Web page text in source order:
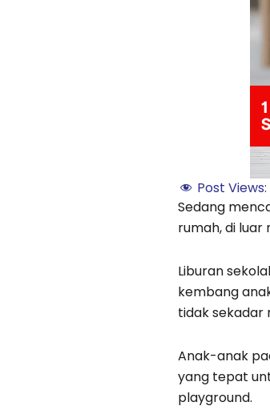
Post Views:
Sedang
rumah, di luar
Liburan
kembang
tidak sekadar
Anak-anak
yang tepat
playground.